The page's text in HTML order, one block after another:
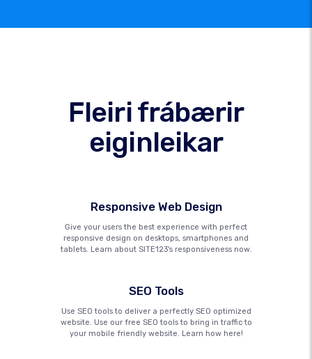
Fleiri frábærir
eiginleikar
Responsive Web Design
Give your users the best experience with perfect
responsive design on desktops, smartphones and
tablets. Learn about SITE123's responsiveness now.
SEO Tools
Use SEO tools to deliver a perfectly SEO optimized
website. Use our free SEO tools to bring in traffic to
your mobile friendly website. Learn how here!